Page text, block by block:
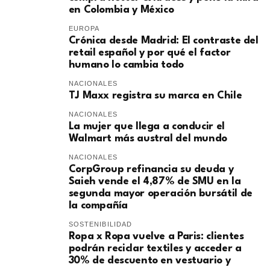
en Colombia y México
EUROPA
​Crónica desde Madrid: El contraste del
retail español y por qué el factor
humano lo cambia todo
NACIONALES
TJ Maxx registra su marca en Chile
NACIONALES
La mujer que llega a conducir el
Walmart más austral del mundo
NACIONALES
CorpGroup refinancia su deuda y
Saieh vende el 4,87% de SMU en la
segunda mayor operación bursátil de
la compañía
SOSTENIBILIDAD
Ropa x Ropa vuelve a Paris: clientes
podrán reciclar textiles y acceder a
30% de descuento en vestuario y